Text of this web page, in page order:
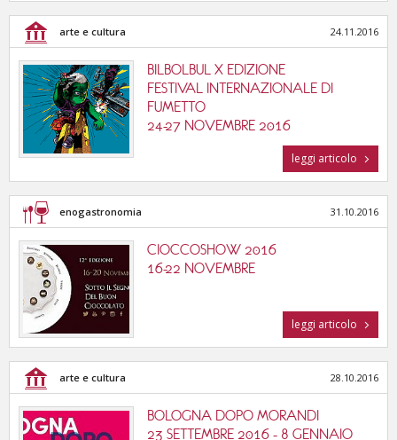
arte e cultura 24.11.2016
BILBOLBUL X EDIZIONE
FESTIVAL INTERNAZIONALE DI
FUMETTO
24-27 NOVEMBRE 2016
leggi articolo
enogastronomia 31.10.2016
CIOCCOSHOW 2016
16-22 NOVEMBRE
leggi articolo
arte e cultura 28.10.2016
BOLOGNA DOPO MORANDI
23 SETTEMBRE 2016 - 8 GENNAIO